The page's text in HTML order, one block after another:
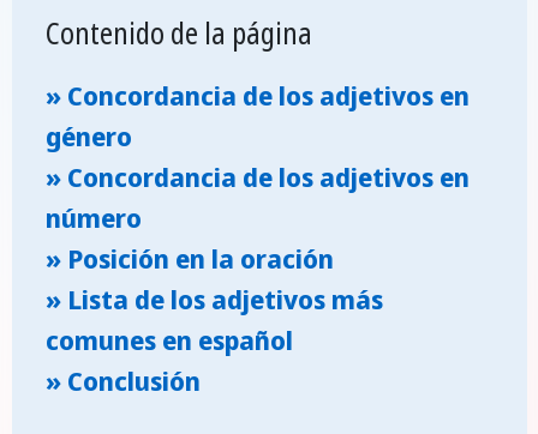
Contenido de la página
» Concordancia de los adjetivos en
género
» Concordancia de los adjetivos en
número
» Posición en la oración
» Lista de los adjetivos más
comunes en español
» Conclusión